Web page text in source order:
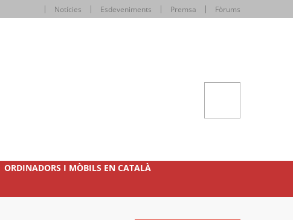
Notícies Esdeveniments Premsa Fòrums
ORDINADORS I MÒBILS EN CATALÀ